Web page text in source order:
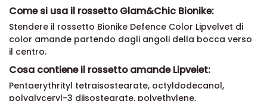
Come si usa il rossetto Glam&Chic Bionike:
Stendere il rossetto Bionike Defence Color Lipvelvet di
color amande partendo dagli angoli della bocca verso
il centro.
Cosa contiene il rossetto amande Lipvelet:
Pentaerythrityl tetraisostearate, octyldodecanol,
polyglyceryl-3 diisostearate, polyethylene,